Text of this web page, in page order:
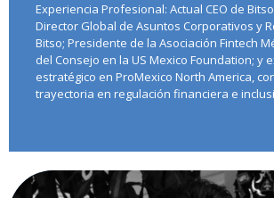
Experiencia Profesional: Actual CEO de
Director Global de Asuntos Corporativos y
Bitso; Presidente de la Asociación Fintech
del Consejo en la US Mexico Foundation; y
estratégico en ProMexico North America,
trayectoria en regulación financiera e